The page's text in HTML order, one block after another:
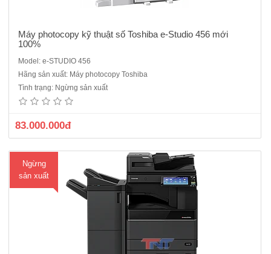
Máy photocopy kỹ thuật số Toshiba e-Studio 456 mới
100%
Model: e-STUDIO 456
Hãng sản xuất: Máy photocopy Toshiba
Tình trạng: Ngừng sản xuất
83.000.000đ
Ngừng
sản xuất
Máy Photocopy Toshiba e Studio 2508A( Mới 100%) Chức năng
chính Photocopy - In mạng- Scan màuTốc độ copy - in: 25 trang/phút
A4.ADU : Bộ đảo bản sao 2 mặt tự động : Có sẵn RADF MR3031 : Tự
động nạp & đảo mặt bản gốc có sẵnMàn hình..